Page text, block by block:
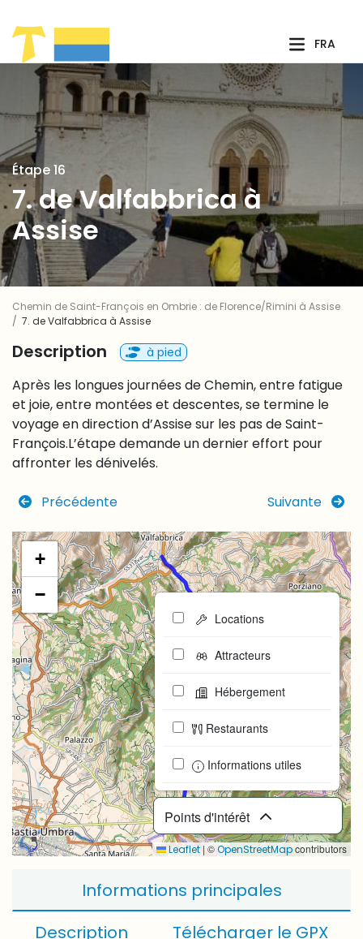
FRA
Étape 16
7. de Valfabbrica à
Assise
Chemin de Saint-François en Ombrie : de Florence/Rimini à Assise
7. de Valfabbrica à Assise
Description à pied
Après les longues journées de Chemin, entre fatigue
et joie, entre montées et descentes, se termine le
voyage en direction d’Assise sur les pas de Saint-
François.L’étape demande un dernier effort pour
affronter les dénivelés.
Précédente Suivante
+
−
Points d'intérêt
Locations
Attracteurs
Hébergement
Restaurants
Informations utiles
Leaflet| ©OpenStreetMapcontributors
Informations principales
Description
Télécharger le GPX